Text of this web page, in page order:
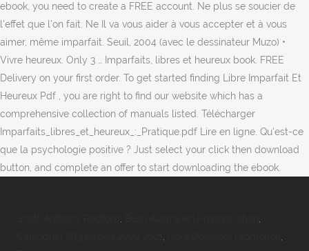
ebook, you need to create a FREE account. Ne plus se soucier de
l'effet que l'on fait. Ne Il va vous aider à vous accepter et à vous
aimer, même imparfait. Seuil, 2004 (avec le dessinateur Muzo) •
Vivre heureux. Only 3 … Imparfaits, libres et heureux book. FREE
Delivery on your first order. To get started finding Libre Imparfait Et
Heureux Pdf , you are right to find our website which has a
comprehensive collection of manuals listed. Télécharger
Imparfaits_libres_et_heureux_:_Pratique.pdf Lire en ligne. Qu'est-ce
que la psychologie positive ? Just select your click then download
button, and complete an offer to start downloading the ebook.